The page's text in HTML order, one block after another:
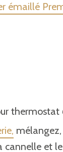
émaillé
thermostat
cannelle et